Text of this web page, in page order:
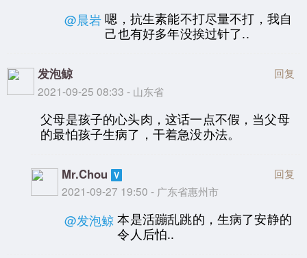
@晨岩 嗯，抗生素能不打尽量不打，我自
己也有好多年没挨过针了..
发泡鲸
2021-09-25 08:33 - 山东省
回复
父母是孩子的心头肉，这话一点不假，当父母
的最怕孩子生病了，干着急没办法。
Mr.Chou
2021-09-27 19:50 - 广东省惠州市
回复
@发泡鲸 本是活蹦乱跳的，生病了安静的
令人后怕..